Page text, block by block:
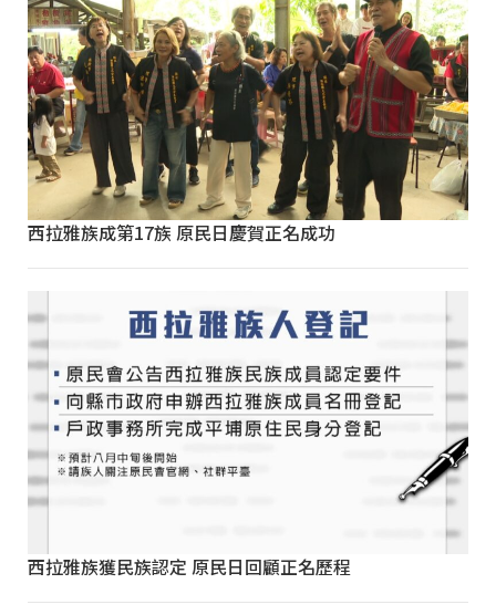
西拉雅族成第17族 原民日慶賀正名成功
西拉雅族獲民族認定 原民日回顧正名歷程